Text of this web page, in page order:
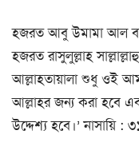
হজরত আবু উমামা আল
হজরত রাসুলুল্লাহ
আল্লাহতায়ালা শুধু ওই
আল্লাহর জন্য করা হবে
উদ্দেশ্য হবে।’ নাসায়ি :